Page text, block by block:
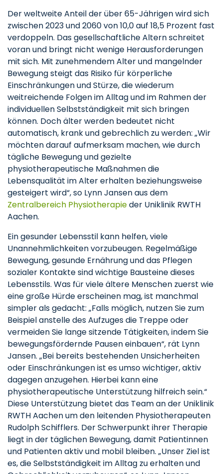
Der weltweite Anteil der über 65-Jährigen wird sich
zwischen 2023 und 2060 von 10,0 auf 18,5 Prozent fast
verdoppeln. Das gesellschaftliche Altern schreitet
voran und bringt nicht wenige Herausforderungen
mit sich. Mit zunehmendem Alter und mangelnder
Bewegung steigt das Risiko für körperliche
Einschränkungen und Stürze, die wiederum
weitreichende Folgen im Alltag und im Rahmen der
individuellen Selbstständigkeit mit sich bringen
können. Doch älter werden bedeutet nicht
automatisch, krank und gebrechlich zu werden: „Wir
möchten darauf aufmerksam machen, wie durch
tägliche Bewegung und gezielte
physiotherapeutische Maßnahmen die
Lebensqualität im Alter erhalten beziehungsweise
gesteigert wird“, so Lynn Jansen aus dem
Zentralbereich Physiotherapieder Uniklinik RWTH
Aachen.
Ein gesunder Lebensstil kann helfen, viele
Unannehmlichkeiten vorzubeugen. Regelmäßige
Bewegung, gesunde Ernährung und das Pflegen
sozialer Kontakte sind wichtige Bausteine dieses
Lebensstils. Was für viele ältere Menschen zuerst wie
eine große Hürde erscheinen mag, ist manchmal
simpler als gedacht: „Falls möglich, nutzen Sie zum
Beispiel anstelle des Aufzuges die Treppe oder
vermeiden Sie lange sitzende Tätigkeiten, indem Sie
bewegungsfördernde Pausen einbauen“, rät Lynn
Jansen. „Bei bereits bestehenden Unsicherheiten
oder Einschränkungen ist es umso wichtiger, aktiv
dagegen anzugehen. Hierbei kann eine
physiotherapeutische Unterstützung hilfreich sein.“
Diese Unterstützung bietet das Team an der Uniklinik
RWTH Aachen um den leitenden Physiotherapeuten
Rudolph Schifflers. Der Schwerpunkt ihrer Therapie
liegt in der täglichen Bewegung, damit Patientinnen
und Patienten aktiv und mobil bleiben. „Unser Ziel ist
es, die Selbstständigkeit im Alltag zu erhalten und